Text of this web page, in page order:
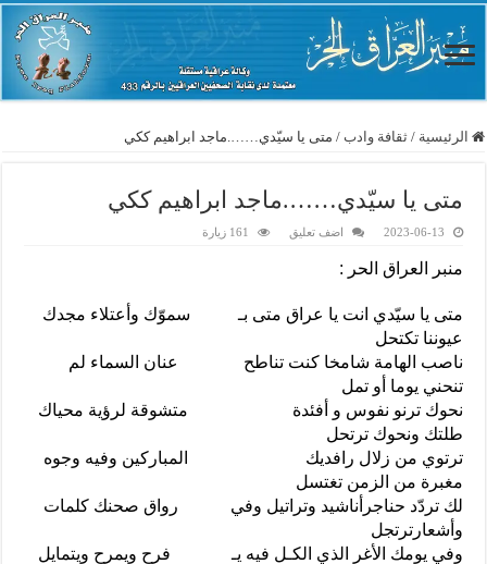
الرئيسية / ثقافة وادب / متى يا سيّدي…….ماجد ابراهيم ككي
متى يا سيّدي…….ماجد ابراهيم ككي
2023-06-13 اضف تعليق 161 زيارة
منبر العراق الحر :
متى يا سيّدي انت يا عراق متى بـ سموّك وأعتلاء مجدك
عيوننا تكتحل
ناصب الهامة شامخا كنت تناطح عنان السماء لم
تنحني يوما أو تمل
نحوك ترنو نفوس و أفئدة متشوقة لرؤية محياك
طلتك ونحوك ترتحل
ترتوي من زلال رافديك المباركين وفيه وجوه
مغبرة من الزمن تغتسل
لك تردّد حناجرأناشيد وتراتيل وفي رواق صحنك كلمات
وأشعارترتجل
وفي يومك الأغر الذي الكـل فيه يـ فرح ويمرح ويتمايل